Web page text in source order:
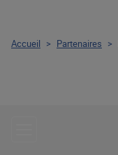
Accueil > Partenaires >